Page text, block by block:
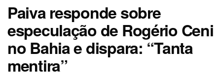
Paiva responde sobre
especulação de Rogério Ceni
no Bahia e dispara: “Tanta
mentira”